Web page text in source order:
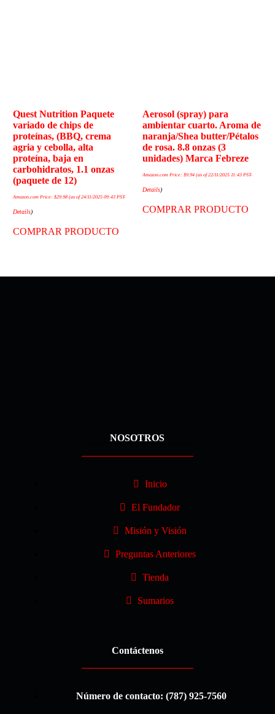
Quest Nutrition Paquete
variado de chips de
proteínas, (BBQ, crema
agria y cebolla, alta
proteína, baja en
carbohidratos, 1.1 onzas
(paquete de 12)
Amazon.com Price:$29.98 (as of 24/11/2025 09:43 PST-
Details)
COMPRAR PRODUCTO
Aerosol (spray) para
ambientar cuarto. Aroma de
naranja/Shea butter/Pétalos
de rosa. 8.8 onzas (3
unidades) Marca Febreze
Amazon.com Price:$9.94 (as of 22/11/2025 11:43 PST-
Details)
COMPRAR PRODUCTO
NOSOTROS
Inicio
El Fundador
Misión y Visión
Preguntas Anteriores
Tienda
Sumarios
Contáctenos
Número de contacto: (787) 925-7560